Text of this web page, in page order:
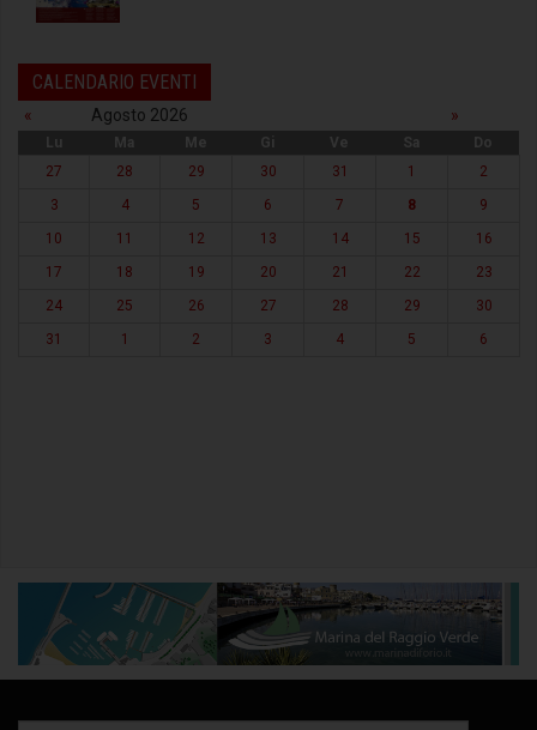
CALENDARIO EVENTI
« Agosto 2026 »
Lu Ma Me Gi Ve Sa
Do
27
28 29 30 31 1
2
3
4 5 6 7 8
9
10
11 12 13 14 15
16
17
18 19 20 21 22
23
24
25 26 27 28 29
30
31
1 2 3 4 5 6